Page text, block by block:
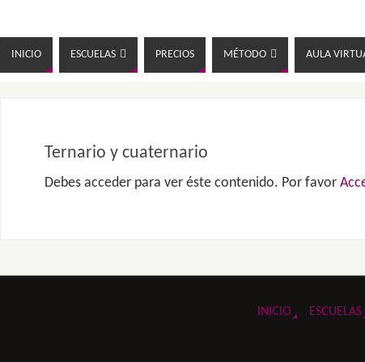
INICIO ESCUELAS PRECIOS MÉTODO AULA
Ternario y cuaternario
Debes acceder para ver éste contenido. Por favor
INICIO ESCUELAS